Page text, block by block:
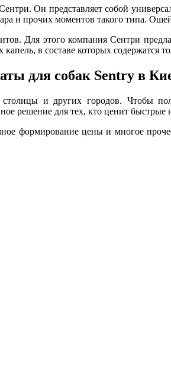
Он представляет собой
и прочих моментов такого типа.
Для этого компания Сентри
в составе которых содержатся
для собак Sentry в
и других городов. Чтобы
решение для тех, кто ценит
формирование цены и многое